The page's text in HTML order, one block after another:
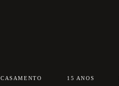
CASAMENTO 15 ANOS